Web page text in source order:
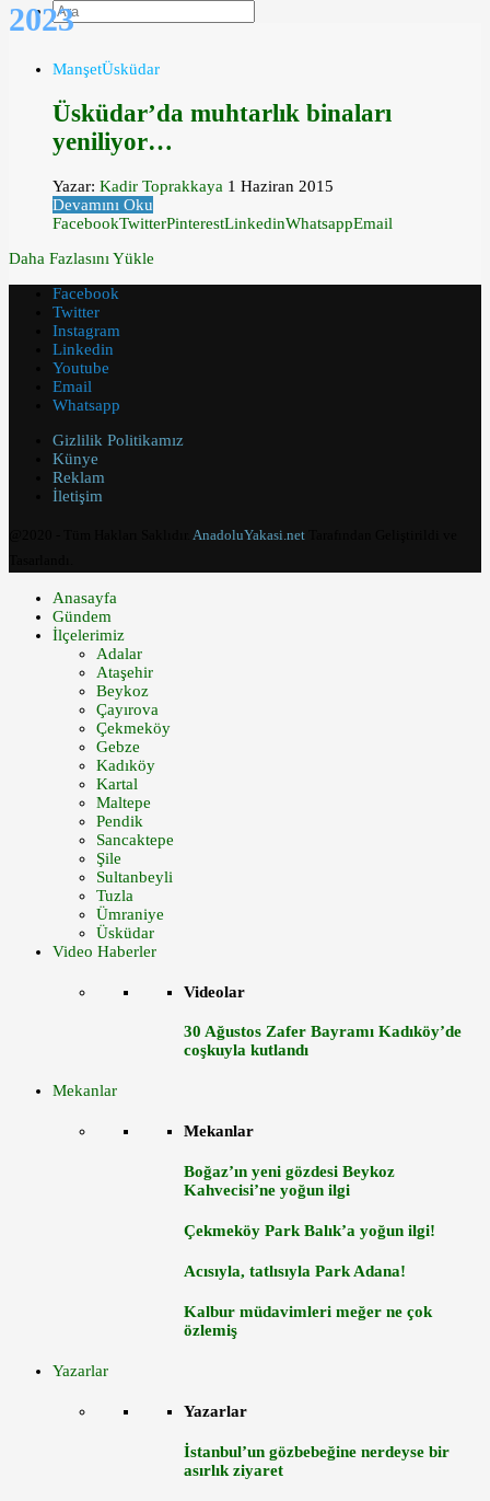
2023
ManşetÜsküdar
Üsküdar’da muhtarlık binaları
yeniliyor…
Yazar: Kadir Toprakkaya 1 Haziran 2015
Devamını Oku
FacebookTwitterPinterestLinkedinWhatsappEmail
Daha Fazlasını Yükle
Facebook
Twitter
Instagram
Linkedin
Youtube
Email
Whatsapp
Gizlilik Politikamız
Künye
Reklam
İletişim
AnadoluYakasi.net
Anasayfa
Gündem
İlçelerimiz
Adalar
Ataşehir
Beykoz
Çayırova
Çekmeköy
Gebze
Kadıköy
Kartal
Maltepe
Pendik
Sancaktepe
Şile
Sultanbeyli
Tuzla
Ümraniye
Üsküdar
Video Haberler
Videolar
30 Ağustos Zafer Bayramı Kadıköy’de
coşkuyla kutlandı
Mekanlar
Mekanlar
Boğaz’ın yeni gözdesi Beykoz
Kahvecisi’ne yoğun ilgi
Çekmeköy Park Balık’a yoğun ilgi!
Acısıyla, tatlısıyla Park Adana!
Kalbur müdavimleri meğer ne çok
özlemiş
Yazarlar
Yazarlar
İstanbul’un gözbebeğine nerdeyse bir
asırlık ziyaret